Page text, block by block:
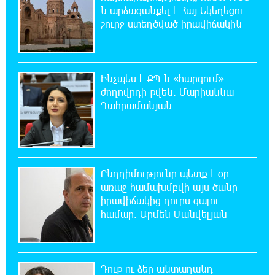
դադարեցնի Հայ Առաքելական Եկեղեցու նկատմամբ
քաղաքական հետապնդումները և ճնշումները
11:47:14 8-08-2026
Բանկային գաղտնիքի ապօրինի արտահոսք,
մերժված վարույթներ և լռող բանկեր.
ահազանգում է գործարարը
11:26:57 8-08-2026
Ավետիք Չալաբյանն օրինակելի հայ է և չի
վախենում իշխանությունների
ապօրինություններից. Լարիսա Ալավերդյան
10:11:47 8-08-2026
Մեր ուժը մեր աշխատակիցներն են. ԶՊՄԿ
«Պատմական հիշողությունը չի կարելի
քաղաքականություն դարձնել». Կարպիս
ն արձագանքել է Հայ Եկեղեցու
շուրջ ստեղծված իրավիճակին
Ինչպես է ՔՊ-ն «հարգում»
ժողովրդի քվեն. Մարիաննա
Ղահրամանյան
Ընդդիմությունը պետք է օր
առաջ համախմբվի այս ծանր
իրավիճակից դուրս գալու
համար. Արմեն Մանվելյան
Դուք ու ձեր անտաղանդ